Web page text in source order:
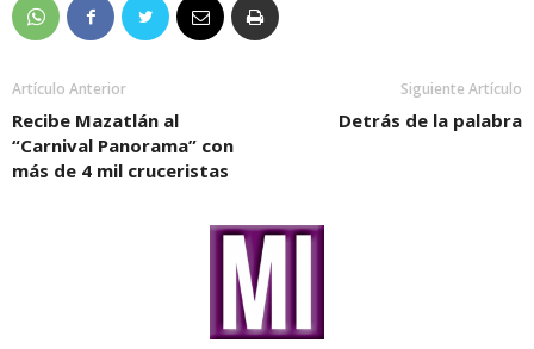
Artículo Anterior
Recibe Mazatlán al
“Carnival Panorama” con
más de 4 mil cruceristas
Siguiente Artículo
Detrás de la palabra